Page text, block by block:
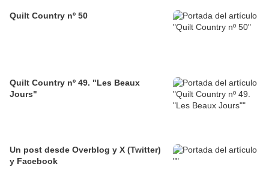
Quilt Country nº 50
Quilt Country nº 49. "Les Beaux
Jours"
Un post desde Overblog y X (Twitter)
y Facebook